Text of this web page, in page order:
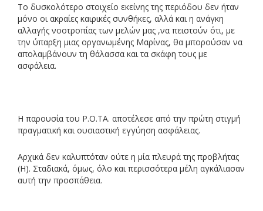
Το δυσκολότερο στοιχείο εκείνης της περιόδου δεν ήταν
μόνο οι ακραίες καιρικές συνθήκες, αλλά και η ανάγκη
αλλαγής νοοτροπίας των μελών μας ,να πειστούν ότι, με
την ύπαρξη μιας οργανωμένης Μαρίνας, θα μπορούσαν να
απολαμβάνουν τη θάλασσα και τα σκάφη τους με
ασφάλεια.
Η παρουσία του Ρ.Ο.ΤΑ. αποτέλεσε από την πρώτη στιγμή
πραγματική και ουσιαστική εγγύηση ασφάλειας.
Αρχικά δεν καλυπτόταν ούτε η μία πλευρά της προβλήτας
(Η). Σταδιακά, όμως, όλο και περισσότερα μέλη αγκάλιασαν
αυτή την προσπάθεια.